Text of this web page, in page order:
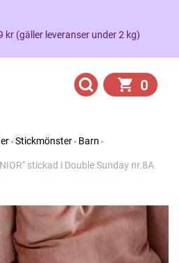
kr (gäller leveranser under 2 kg)
0
Stickmönster Barn
stickad i Double Sunday nr.8A